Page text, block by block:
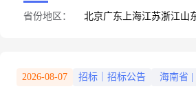
省份地区： 北京广东 上海江苏浙江山
2026-08-07 招标｜招标公告 海南省